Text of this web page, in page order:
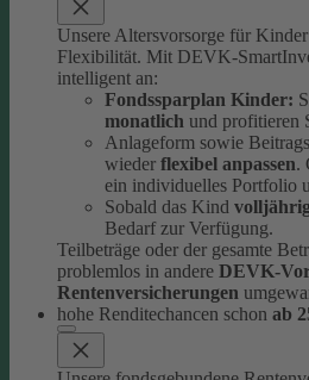
Unsere Altersvorsorge für
Flexibilität. Mit DEVK-
intelligent an:
Fondssparplan Kinder:
monatlich und profitieren
Anlageform sowie
wieder flexibel anpassen.
ein individuelles Portfolio
Sobald das Kind volljährig
Bedarf zur Verfügung.
Teilbeträge oder der gesamte
problemlos in andere DEVK-
Rentenversicherungen
hohe Renditechancen schon ab